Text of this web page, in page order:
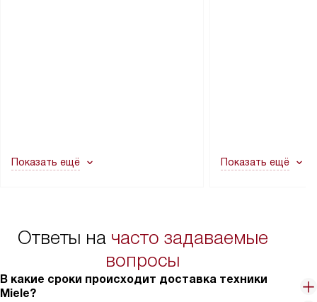
в гарантийном ремонте в будущем.
Показать ещё
не включаются:
в условиях
Показать ещё
Ответы на часто задаваемые
вопросы
В какие сроки происходит доставка техники
Miele?